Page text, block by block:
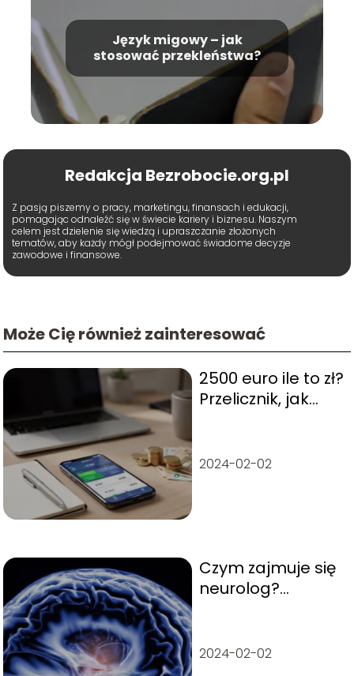
Język migowy – jak
stosować przekleństwa?
Redakcja Bezrobocie.org.pl
Z pasją piszemy o pracy, marketingu, finansach i edukacji,
pomagając odnaleźć się w świecie kariery i biznesu. Naszym
celem jest dzielenie się wiedzą i upraszczanie złożonych
tematów, aby każdy mógł podejmować świadome decyzje
zawodowe i finansowe.
Może Cię również zainteresować
2500 euro ile to zł?
Przelicznik, jak
2024-02-02
Czym zajmuje się
neurolog?
2024-02-02